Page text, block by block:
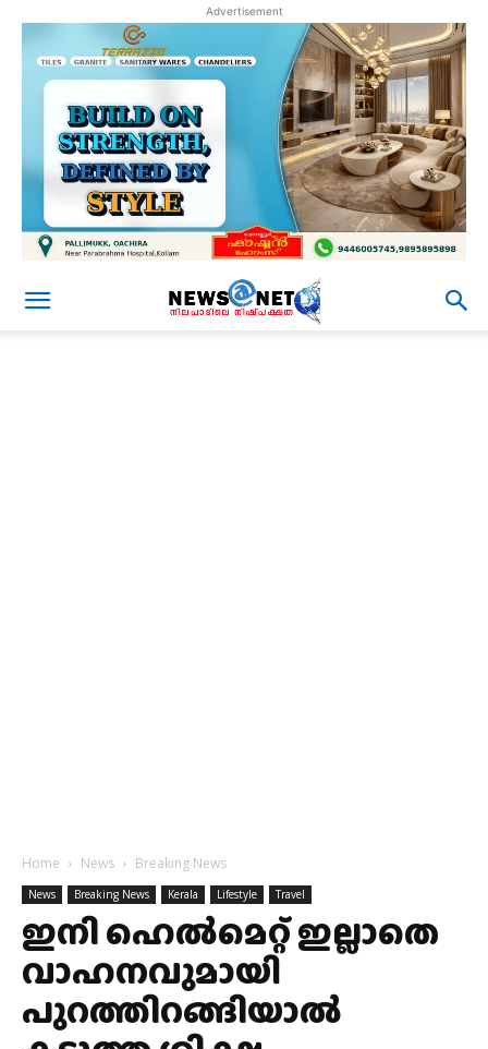
Advertisement
Home News Breaking News
News Breaking News Kerala Lifestyle Travel
ഇനി ഹെല്‍മെറ്റ് ഇല്ലാതെ
വാഹനവുമായി
പുറത്തിറങ്ങിയാല്‍